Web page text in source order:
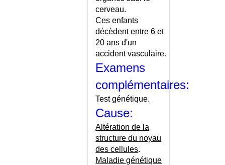
PROTHESE DE HANCHE -
PROTHESE DE L'EPAULE
PROTHESE DENTAIRE
PROTHESE POUR AMPUTE
PROTHESE VALVULAIRE
PRURIT ANAL - CONSEILS
PSEUDO-HYPERKALIEMIE
cerveau.
Ces enfants
décèdent entre 6 et
20 ans d'un
accident vasculaire.
Examens
complémentaires:
Test génétique.
Cause:
Altération de la
structure du noyau
des cellules.
Maladie génétique